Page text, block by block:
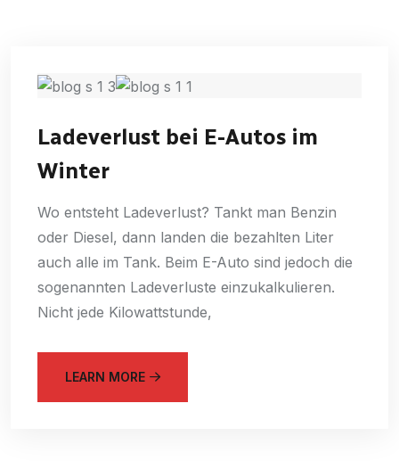
Ladeverlust bei E-Autos im
Winter
Wo entsteht Ladeverlust? Tankt man Benzin
oder Diesel, dann landen die bezahlten Liter
auch alle im Tank. Beim E-Auto sind jedoch die
sogenannten Ladeverluste einzukalkulieren.
Nicht jede Kilowattstunde,
LEARN MORE